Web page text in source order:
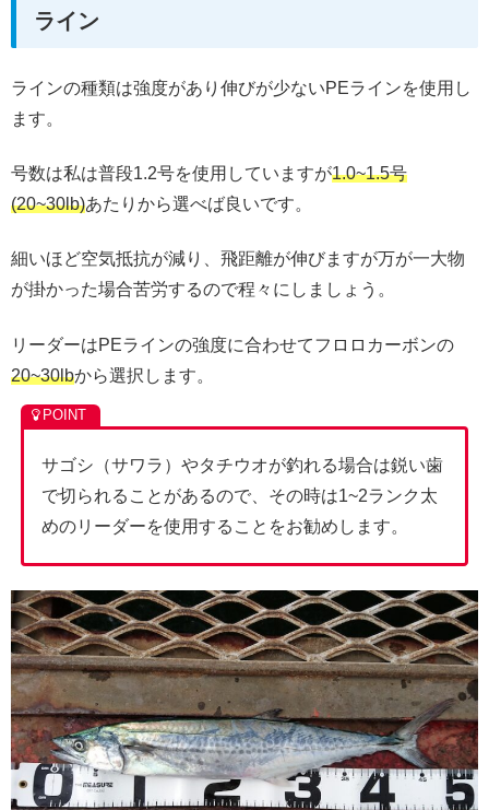
ライン
ラインの種類は強度があり伸びが少ないPEラインを使用し
ます。
号数は私は普段1.2号を使用していますが1.0~1.5号
(20~30lb)あたりから選べば良いです。
細いほど空気抵抗が減り、飛距離が伸びますが万が一大物
が掛かった場合苦労するので程々にしましょう。
リーダーはPEラインの強度に合わせてフロロカーボンの
20~30lbから選択します。
サゴシ（サワラ）やタチウオが釣れる場合は鋭い歯
で切られることがあるので、その時は1~2ランク太
めのリーダーを使用することをお勧めします。